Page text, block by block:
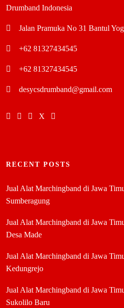
Drumband Indonesia
Jalan Pramuka No 31 Bantul
+62 81327434545
+62 81327434545
desycsdrumband@gmail.com
RECENT POSTS
Jual Alat Marchingband di Jawa
Sumberagung
Jual Alat Marchingband di Jawa
Desa Made
Jual Alat Marchingband di Jawa
Kedungrejo
Jual Alat Marchingband di Jawa
Sukolilo Baru